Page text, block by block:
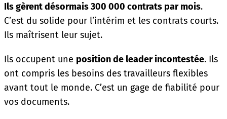
Ils gèrent désormais 300 000 contrats par mois.
C’est du solide pour l’intérim et les contrats courts.
Ils maîtrisent leur sujet.
Ils occupent une position de leader incontestée. Ils
ont compris les besoins des travailleurs flexibles
avant tout le monde. C’est un gage de fiabilité pour
vos documents.